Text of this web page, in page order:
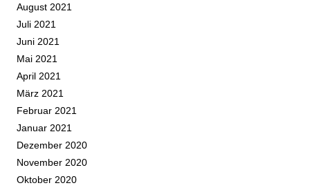
August 2021
Juli 2021
Juni 2021
Mai 2021
April 2021
März 2021
Februar 2021
Januar 2021
Dezember 2020
November 2020
Oktober 2020